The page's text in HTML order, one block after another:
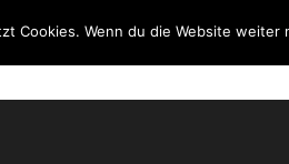
Cookies. Wenn du die Website